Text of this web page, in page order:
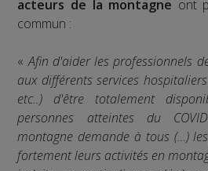
acteurs de la montagne ont
commun :
«Afin d'aider les professionnels
aux différents services
etc..) d'être totalement
personnes atteintes du
montagne demande à tous (…)
fortement leurs activités en